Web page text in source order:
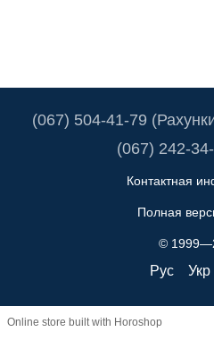
(067) 504-41-79
(067) 242-
Контактная
Полная
©
Рус Укр
Online store built with Horoshop